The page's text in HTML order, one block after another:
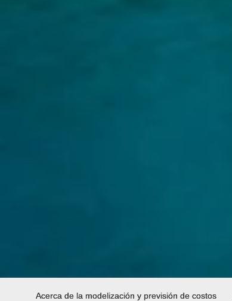
Acerca de la modelización y previsión de costos